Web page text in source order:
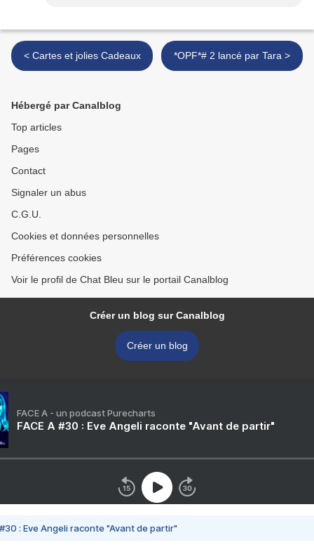
< Cartes et jolies Cadeaux *OPF*# 2 lancé par Tara >
Hébergé par Canalblog
Top articles
Pages
Contact
Signaler un abus
C.G.U.
Cookies et données personnelles
Préférences cookies
Voir le profil de Chat Bleu sur le portail Canalblog
Créer un blog sur Canalblog
Créer un blog
FACE A - un podcast Purecharts
FACE A #30 : Eve Angeli raconte "Avant de partir"
#30 : Eve Angeli raconte "Avant de partir"